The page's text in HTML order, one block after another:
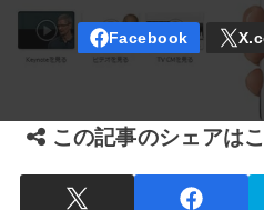
この記事のシェアは